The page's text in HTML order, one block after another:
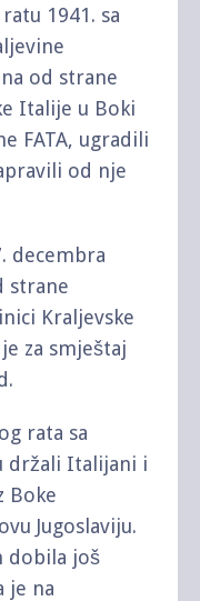
1941. sa
od strane
Italije u Boki
FATA, ugradili
od nje
decembra
strane
Kraljevske
za smještaj
rata sa
držali Italijani i
Boke
Jugoslaviju.
dobila još
je na